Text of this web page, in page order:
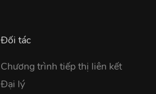
Đối tác
Chương trình tiếp thị liên kết
Đại lý